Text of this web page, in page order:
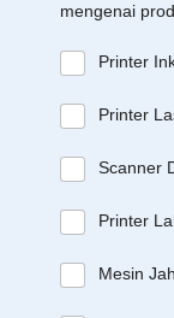
mengenai
Printer
Printer
Scanner
Printer
Mesin